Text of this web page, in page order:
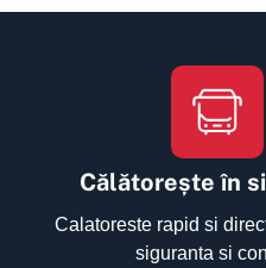
Călătorește în
Calatoreste rapid si
siguranta si